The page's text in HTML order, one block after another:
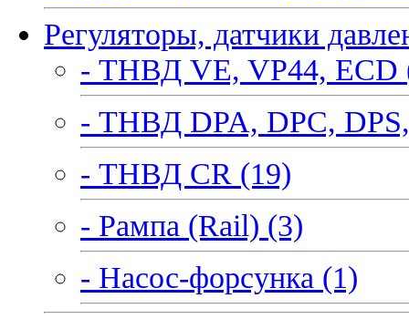
Регуляторы, датчики
- ТНВД VE, VP44, ECD
- ТНВД DPA, DPC,
- ТНВД CR (19)
- Рампа (Rail) (3)
- Насос-форсунка (1)